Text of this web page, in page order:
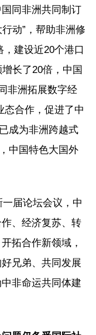
同非洲共同制订
动”，帮助非洲修
建设近20个港口
长了20倍，中国
非洲拓展数字经
态合作，促进了中
成为非洲跨越式
中国特色大国外
届论坛会议，中
、经济复苏、转
拓合作新领域，
兄弟、共同发展
非命运共同体建